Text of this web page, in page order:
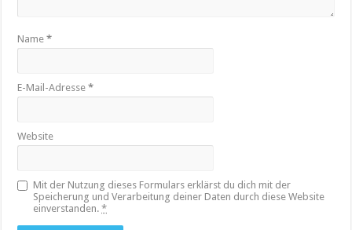
Name*
E-Mail-Adresse*
Website
Mit der Nutzung dieses Formulars erklärst du dich mit der
Speicherung und Verarbeitung deiner Daten durch diese Website
einverstanden.*